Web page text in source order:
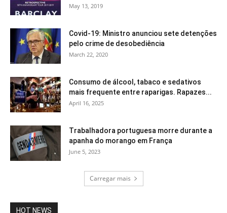
May 13, 2019
Covid-19: Ministro anunciou sete detenções
pelo crime de desobediência
March 22, 2020
Consumo de álcool, tabaco e sedativos
mais frequente entre raparigas. Rapazes...
April 16, 2025
Trabalhadora portuguesa morre durante a
apanha do morango em França
June 5, 2023
Carregar mais
HOT NEWS